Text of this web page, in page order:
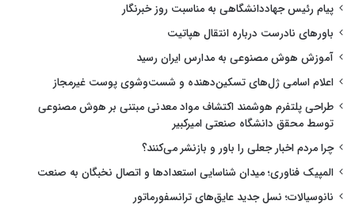
پیام رئیس جهاددانشگاهی به مناسبت روز خبرنگار
باورهای نادرست درباره انتقال هپاتیت
آموزش هوش مصنوعی به مدارس ایران رسید
اعلام اسامی ژل‌های تسکین‌دهنده و شست‌وشوی پوست غیرمجاز
طراحی پلتفرم هوشمند اکتشاف مواد معدنی مبتنی بر هوش مصنوعی
توسط محقق دانشگاه صنعتی امیرکبیر
چرا مردم اخبار جعلی را باور و بازنشر می‌کنند؟
المپیک فناوری؛ میدان شناسایی استعدادها و اتصال نخبگان به صنعت
نانوسیالات؛ نسل جدید عایق‌های ترانسفورماتور